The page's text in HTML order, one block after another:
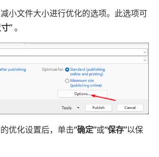
小文件大小进行优化的选项。此选项可
”。
优化设置后，单击“确定”或“保存”以保